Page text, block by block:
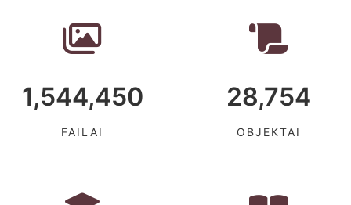
1,544,450
FAILAI
28,754
OBJEKTAI